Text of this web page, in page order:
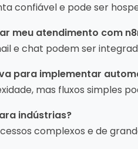
confiável e pode ser
meu atendimento com
e chat podem ser
para implementar
mas fluxos simples
indústrias?
complexos e de